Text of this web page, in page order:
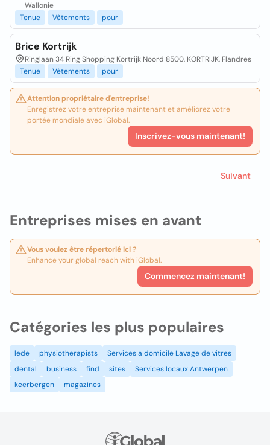
Entreprises mises en avant
Vous voulez être répertorié ici ?
Enhance your global reach with iGlobal.
Commencez maintenant!
Wallonie
Tenue
Vêtements pour
Brice Kortrijk
Ringlaan 34 Ring Shopping Kortrijk Noord 8500, KORTRIJK, Flandres
Tenue
Vêtements pour
Attention propriétaire d'entreprise!
Enregistrez votre entreprise maintenant et améliorez votre
portée mondiale avec iGlobal.
Inscrivez-vous maintenant!
Suivant
Catégories les plus populaires
lede physiotherapists
Services a domicile Lavage de vitres
dental
business find sites
Services locaux Antwerpen
keerbergen
magazines